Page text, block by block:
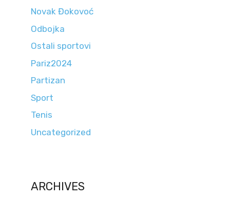
Novak Đokovoć
Odbojka
Ostali sportovi
Pariz2024
Partizan
Sport
Tenis
Uncategorized
ARCHIVES